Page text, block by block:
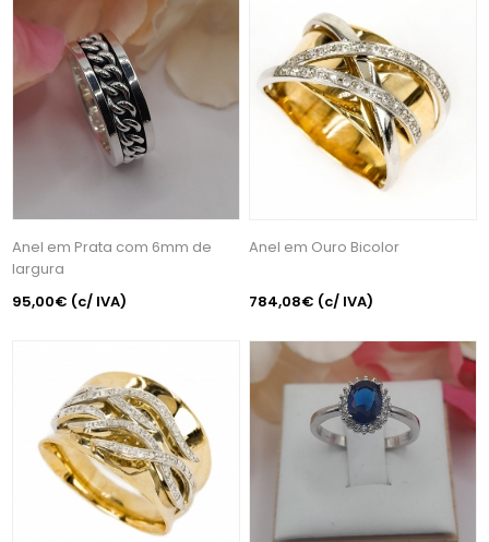
Anel em Prata com 6mm de
largura
95,00€ (c/ IVA)
Anel em Ouro Bicolor
784,08€ (c/ IVA)